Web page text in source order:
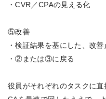
・CVR／CPAの見える化
⑤改善
・検証結果を基にした、改
・②または③に戻る
役員がそれぞれのタスクに